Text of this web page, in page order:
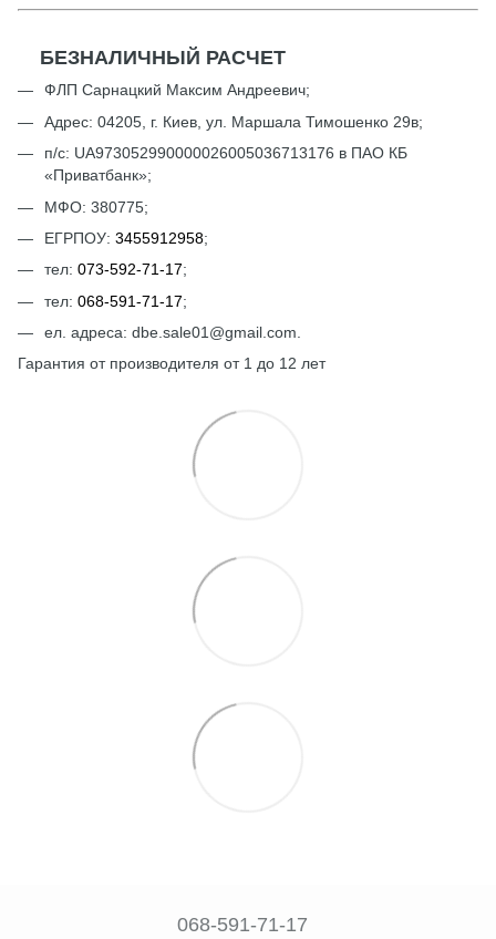
БЕЗНАЛИЧНЫЙ РАСЧЕТ
ФЛП Сарнацкий Максим Андреевич;
Адрес: 04205, г. Киев, ул. Маршала Тимошенко 29в;
п/с: UА973052990000026005036713176 в ПАО КБ
«Приватбанк»;
МФО: 380775;
ЕГРПОУ: 3455912958;
тел: 073-592-71-17;
тел: 068-591-71-17;
ел. адреса: dbe.sale01@gmail.com.
Гарантия от производителя от 1 до 12 лет
068-591-71-17